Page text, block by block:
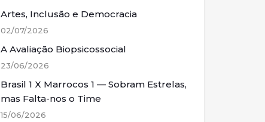
Artes, Inclusão e Democracia
02/07/2026
A Avaliação Biopsicossocial
23/06/2026
Brasil 1 X Marrocos 1 — Sobram Estrelas,
mas Falta-nos o Time
15/06/2026